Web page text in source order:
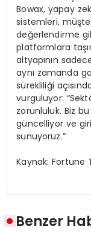
Bowax, yapay
sistemleri,
değerlendirme
platformlara
altyapının
aynı zamanda
sürekliliği
vurguluyor:
zorunluluk. Biz
güncelliyor ve
sunuyoruz.”
Kaynak: Fortune
Benzer